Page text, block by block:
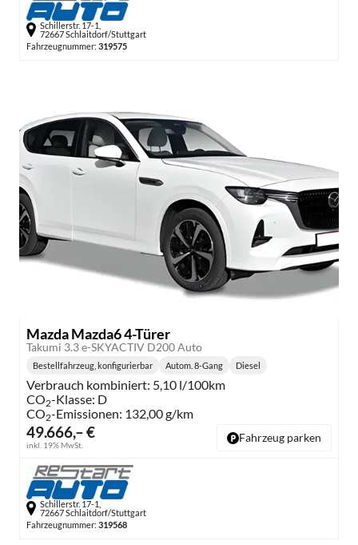
Schillerstr. 17-1,
72667 Schlaitdorf/Stuttgart
Fahrzeugnummer: 319575
Mazda Mazda6 4-Türer
Takumi 3.3 e-SKYACTIV D200 Auto
49.666,– €
inkl. 19% MwSt.
Bestellfahrzeug, konfigurierbar
Getriebe:
Autom. 8-Gang Diesel
Verbrauch kombiniert: 5,10 l/100km
CO2-Klasse: D
CO2-Emissionen: 132,00 g/km
Fahrzeug parken
Schillerstr. 17-1,
72667 Schlaitdorf/Stuttgart
Fahrzeugnummer: 319568